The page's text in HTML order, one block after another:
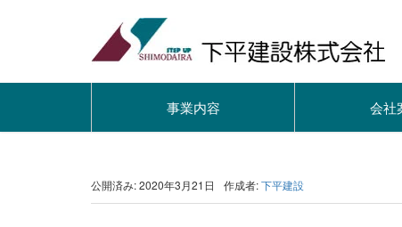
事業内容 会社
公開済み: 2020年3月21日 作成者:下平建設